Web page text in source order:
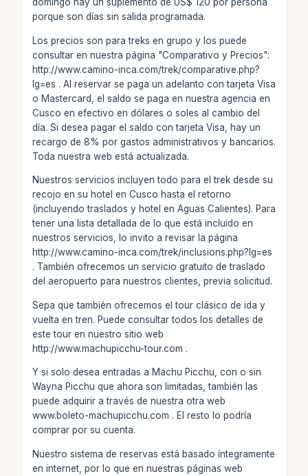
porque son días sin salida programada.
Los precios son para treks en grupo y los puede
consultar en nuestra página "Comparativo y Precios":
http://www.camino-inca.com/trek/comparative.php?
lg=es . Al reservar se paga un adelanto con tarjeta Visa
o Mastercard, el saldo se paga en nuestra agencia en
Cusco en efectivo en dólares o soles al cambio del
día. Si desea pagar el saldo con tarjeta Visa, hay un
recargo de 8% por gastos administrativos y bancarios.
Toda nuestra web está actualizada.
Nuestros servicios incluyen todo para el trek desde su
recojo en su hotel en Cusco hasta el retorno
(incluyendo traslados y hotel en Aguas Calientes). Para
tener una lista detallada de lo que está incluido en
nuestros servicios, lo invito a revisar la página
http://www.camino-inca.com/trek/inclusions.php?lg=es
. También ofrecemos un servicio gratuito de traslado
del aeropuerto para nuestros clientes, previa solicitud.
Sepa que también ofrecemos el tour clásico de ida y
vuelta en tren. Puede consultar todos los detalles de
este tour en nuestro sitio web
http://www.machupicchu-tour.com .
Y si solo desea entradas a Machu Picchu, con o sin
Wayna Picchu que ahora son limitadas, también las
puede adquirir a través de nuestra otra web
www.boleto-machupicchu.com . El resto lo podría
comprar por su cuenta.
Nuestro sistema de reservas está basado íntegramente
en internet, por lo que en nuestras páginas web